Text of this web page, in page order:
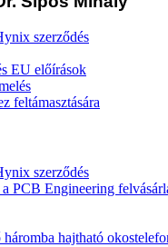
szerződés
EU előírások
feltámasztására
szerződés
PCB Engineering
hajtható